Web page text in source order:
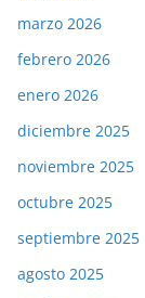
marzo 2026
febrero 2026
enero 2026
diciembre 2025
noviembre 2025
octubre 2025
septiembre 2025
agosto 2025